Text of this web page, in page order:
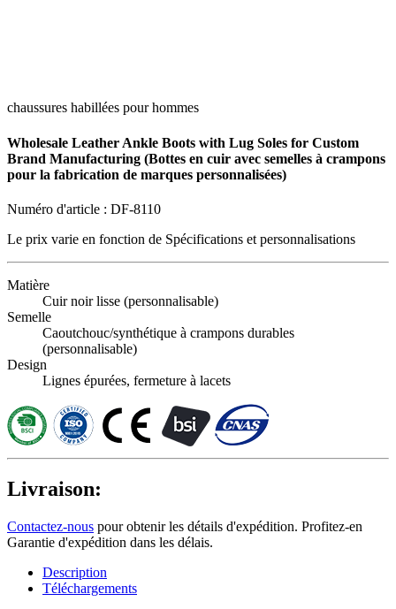
chaussures habillées pour hommes
Wholesale Leather Ankle Boots with Lug Soles for Custom
Brand Manufacturing (Bottes en cuir avec semelles à crampons
pour la fabrication de marques personnalisées)
Numéro d'article : DF-8110
Le prix varie en fonction de Spécifications et personnalisations
Matière
Cuir noir lisse (personnalisable)
Semelle
Caoutchouc/synthétique à crampons durables
(personnalisable)
Design
Lignes épurées, fermeture à lacets
Livraison:
Contactez-nous pour obtenir les détails d'expédition. Profitez-en
Garantie d'expédition dans les délais.
Description
Téléchargements